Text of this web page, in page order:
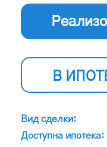
В
Вид сделки:
Доступна ипотека: